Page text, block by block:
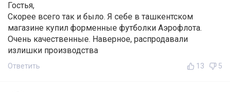
Гостья,
Скорее всего так и было. Я себе в ташкентском
магазине купил форменные футболки Аэрофлота.
Очень качественные. Наверное, распродавали
излишки производства
Ответить 13 5